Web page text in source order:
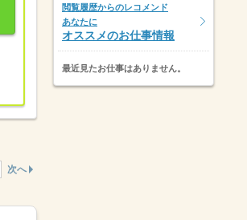
次へ
閲覧履歴からのレコメンド
あなたに
オススメのお仕事情報
最近見たお仕事はありません。